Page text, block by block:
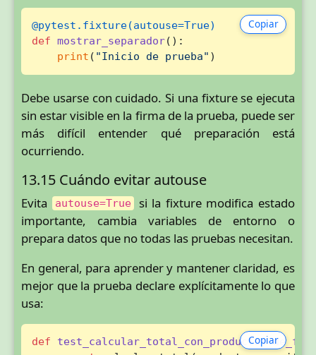
Copiar
@pytest.fixture(autouse=True)
def mostrar_separador():
print ( "Inicio de prueba" )
Debe usarse con cuidado. Si una fixture se ejecuta
sin estar visible en la firma de la prueba, puede ser
más difícil entender qué preparación está
ocurriendo.
13.15 Cuándo evitar autouse
Evita autouse=True
si la fixture modifica estado
importante, cambia variables de entorno o
prepara datos que no todas las pruebas necesitan.
En general, para aprender y mantener claridad, es
mejor que la prueba declare explícitamente lo que
usa:
Copiar
def